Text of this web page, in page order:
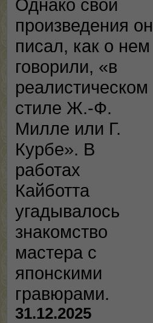
Однако свои
произведения он
писал, как о нем
говорили, «в
реалистическом
стиле Ж.-Ф.
Милле или Г.
Курбе». В
работах
Кайботта
угадывалось
знакомство
мастера с
японскими
гравюрами.
31.12.2025